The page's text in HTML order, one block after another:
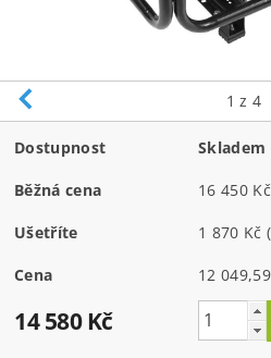
1 z 4
Dostupnost
Běžná cena 16 450 Kč
Ušetříte 1 870 Kč
Cena
14 580 Kč